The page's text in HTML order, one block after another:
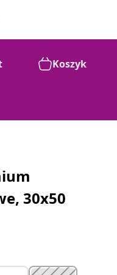
Koszyk
30x50